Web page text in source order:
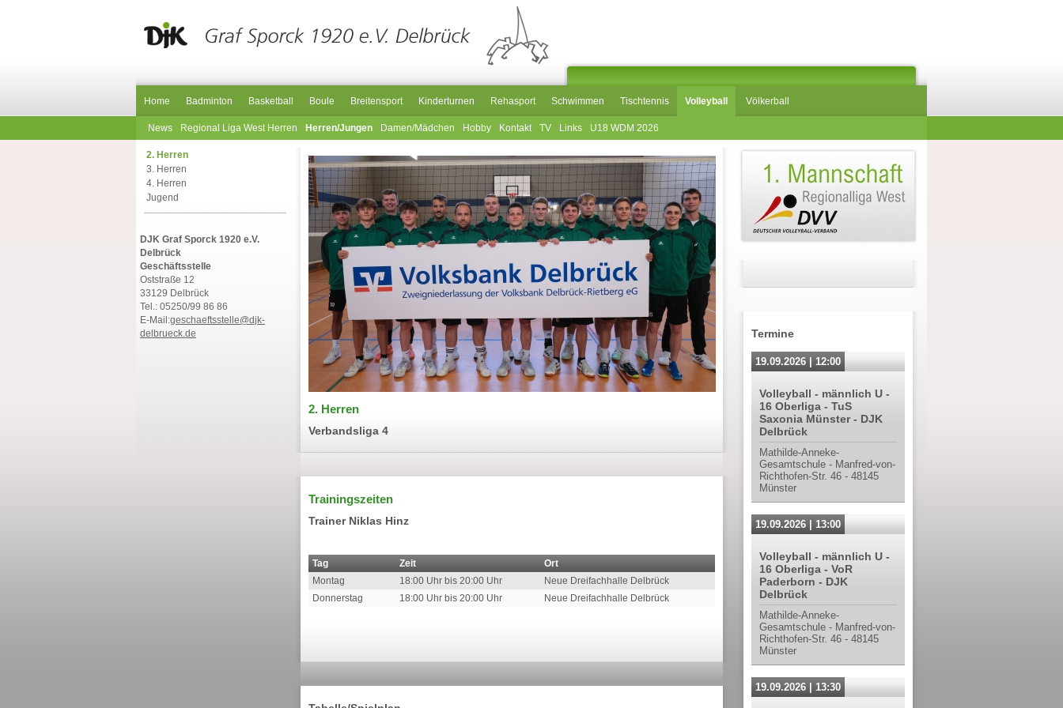
Home Badminton Basketball Boule Breitensport Kinderturnen Rehasport Schwimmen Tischtennis Volleyball Völkerball
News Regional Liga West Herren Herren/Jungen Damen/Mädchen Hobby Kontakt TV Links U18 WDM 2026
2. Herren
3. Herren
4. Herren
Jugend
DJK Graf Sporck 1920 e.V.
Delbrück
Geschäftsstelle
Oststraße 12
33129 Delbrück
Tel.: 05250/99 86 86
E-Mail:geschaeftsstelle@djk-
delbrueck.de
2. Herren
Verbandsliga 4
Trainingszeiten
Trainer Niklas Hinz
Tag Zeit
Ort
Montag
18:00 Uhr bis 20:00 Uhr
Neue Dreifachhalle Delbrück
Donnerstag
18:00 Uhr bis 20:00 Uhr Neue Dreifachhalle Delbrück
Termine
19.09.2026 | 12:00
Volleyball - männlich U -
16 Oberliga - TuS
Saxonia Münster - DJK
Delbrück
Mathilde-Anneke-
Gesamtschule - Manfred-von-
Richthofen-Str. 46 - 48145
Münster
19.09.2026 | 13:00
Volleyball - männlich U -
16 Oberliga - VoR
Paderborn - DJK
Delbrück
Mathilde-Anneke-
Gesamtschule - Manfred-von-
Richthofen-Str. 46 - 48145
Münster
19.09.2026 | 13:30